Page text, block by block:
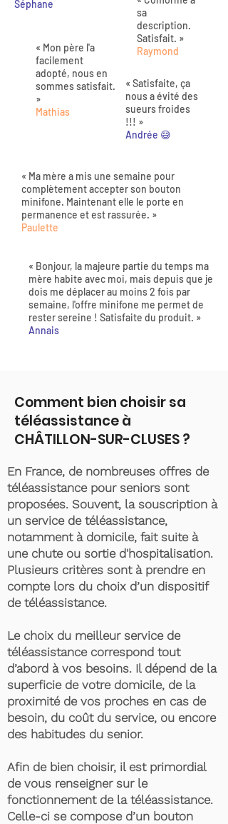
Séphane
« Mon père l'a
facilement
adopté, nous en
sommes satisfait.
»
Mathias
sa
description.
Satisfait. »
Raymond
« Satisfaite, ça
nous a évité des
sueurs froides
!!! »
Andrée 😅
« Ma mère a mis une semaine pour
complètement accepter son bouton
minifone. Maintenant elle le porte en
permanence et est rassurée. »
Paulette
« Bonjour, la majeure partie du temps ma
mère habite avec moi, mais depuis que je
dois me déplacer au moins 2 fois par
semaine, l'offre minifone me permet de
rester sereine ! Satisfaite du produit. »
Annais
Comment bien choisir sa
téléassistance à
CHÂTILLON-SUR-CLUSES ?
En France, de nombreuses offres de
téléassistance pour seniors sont
proposées. Souvent, la souscription à
un service de téléassistance,
notamment à domicile, fait suite à
une chute ou sortie d'hospitalisation.
Plusieurs critères sont à prendre en
compte lors du choix d’un dispositif
de téléassistance.
Le choix du meilleur service de
téléassistance correspond tout
d’abord à vos besoins. Il dépend de la
superficie de votre domicile, de la
proximité de vos proches en cas de
besoin, du coût du service, ou encore
des habitudes du senior.
Afin de bien choisir, il est primordial
de vous renseigner sur le
fonctionnement de la téléassistance.
Celle-ci se compose d’un bouton